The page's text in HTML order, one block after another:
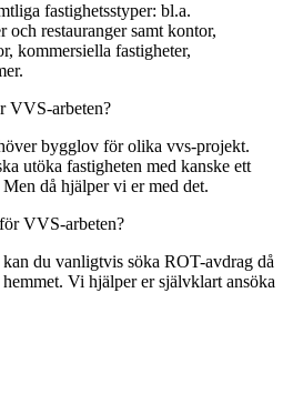
fastighetsstyper: bl.a.
restauranger samt kontor,
kommersiella fastigheter,
VVS-arbeten?
bygglov för olika vvs-projekt.
utöka fastigheten med kanske ett
då hjälper vi er med det.
VVS-arbeten?
du vanligtvis söka ROT-avdrag då
Vi hjälper er självklart ansöka